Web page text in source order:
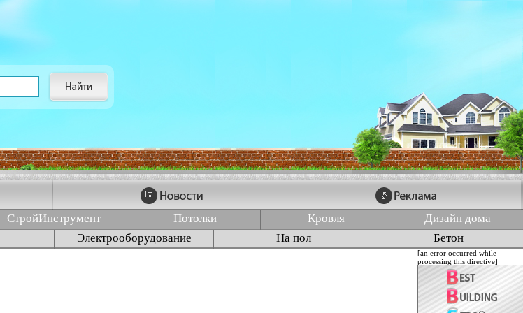
СтройИнструмент Потолки Кровля
Дизайн дома
Электрооборудование На пол Бетон
[an error occurred while
processing this directive]